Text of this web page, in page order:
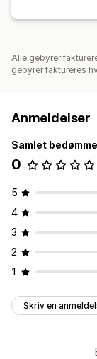
Alle gebyrer
gebyrer faktureres
Anmeldelser
Samlet
0
5
4
3
2
1
Skriv en